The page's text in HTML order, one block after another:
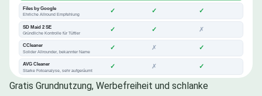
Gratis Grundnutzung, Werbefreiheit und schlanke